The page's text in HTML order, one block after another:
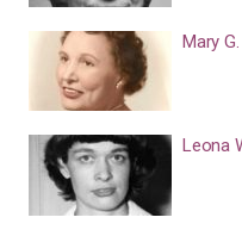
Mary
Leona